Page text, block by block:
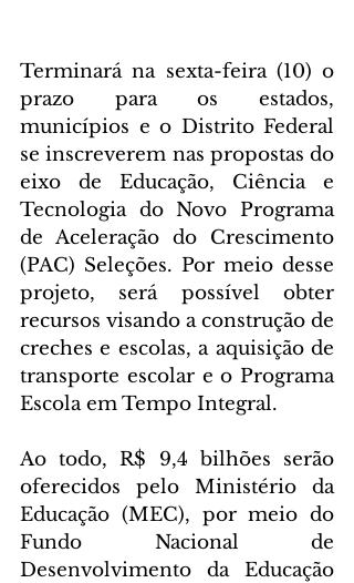
Terminará na sexta-feira (10) o
prazo para os estados,
municípios e o Distrito Federal
se inscreverem nas propostas do
eixo de Educação, Ciência e
Tecnologia do Novo Programa
de Aceleração do Crescimento
(PAC) Seleções. Por meio desse
projeto, será possível obter
recursos visando a construção de
creches e escolas, a aquisição de
transporte escolar e o Programa
Escola em Tempo Integral.
Ao todo, R$ 9,4 bilhões serão
oferecidos pelo Ministério da
Educação (MEC), por meio do
Fundo Nacional de
Desenvolvimento da Educação